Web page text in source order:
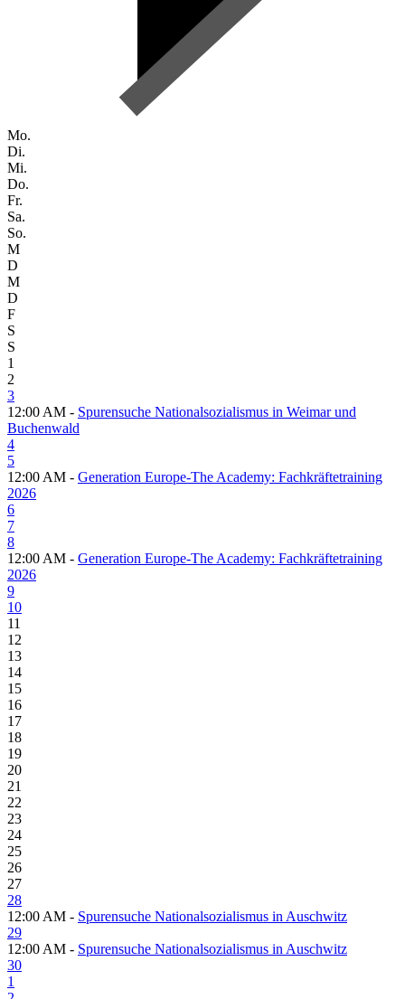
Mo.
Di.
Mi.
Do.
Fr.
Sa.
So.
M
D
M
D
F
S
S
1
2
3
12:00 AM - Spurensuche Nationalsozialismus in Weimar und
Buchenwald
4
5
12:00 AM - Generation Europe-The Academy: Fachkräftetraining
2026
6
7
8
12:00 AM - Generation Europe-The Academy: Fachkräftetraining
2026
9
10
11
12
13
14
15
16
17
18
19
20
21
22
23
24
25
26
27
28
12:00 AM - Spurensuche Nationalsozialismus in Auschwitz
29
12:00 AM - Spurensuche Nationalsozialismus in Auschwitz
30
1